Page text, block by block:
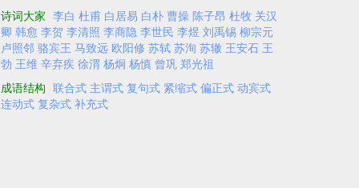
诗词大家 李白 杜甫 白居易 白朴 曹操 陈子昂 杜牧 关汉
卿 韩愈 李贺 李清照 李商隐 李世民 李煜 刘禹锡 柳宗元
卢照邻 骆宾王 马致远 欧阳修 苏轼 苏洵 苏辙 王安石 王
勃 王维 辛弃疾 徐渭 杨炯 杨慎 曾巩 郑光祖
成语结构 联合式 主谓式 复句式 紧缩式 偏正式 动宾式
连动式 复杂式 补充式